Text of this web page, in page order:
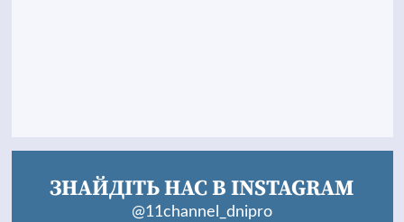
ЗНАЙДІТЬ НАС В INSTAGRAM
@11channel_dnipro